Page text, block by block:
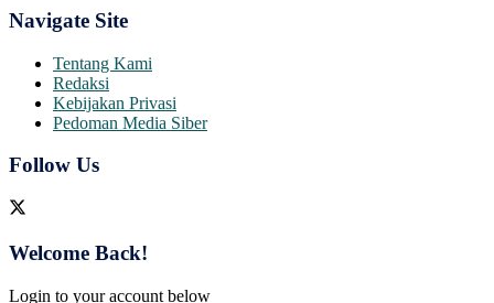
Navigate Site
Tentang Kami
Redaksi
Kebijakan Privasi
Pedoman Media Siber
Follow Us
Welcome Back!
Login to your account below